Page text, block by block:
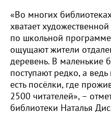
«Во многих
хватает
по школьной
ощущают жители
деревень. В маленькие
поступают редко, а
есть посёлки, где
2500 читателей», –
библиотеки Наталья